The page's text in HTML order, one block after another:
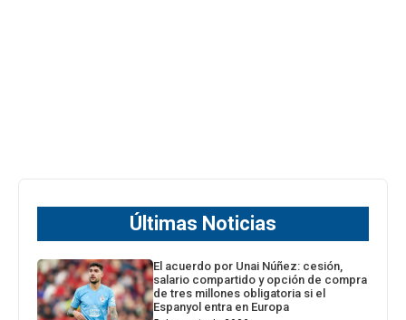
Últimas Noticias
El acuerdo por Unai Núñez: cesión,
salario compartido y opción de compra
de tres millones obligatoria si el
Espanyol entra en Europa